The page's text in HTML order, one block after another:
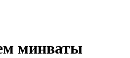
минваты